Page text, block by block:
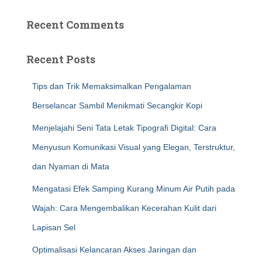
Recent Comments
Recent Posts
Tips dan Trik Memaksimalkan Pengalaman
Berselancar Sambil Menikmati Secangkir Kopi
Menjelajahi Seni Tata Letak Tipografi Digital: Cara
Menyusun Komunikasi Visual yang Elegan, Terstruktur,
dan Nyaman di Mata
Mengatasi Efek Samping Kurang Minum Air Putih pada
Wajah: Cara Mengembalikan Kecerahan Kulit dari
Lapisan Sel
Optimalisasi Kelancaran Akses Jaringan dan